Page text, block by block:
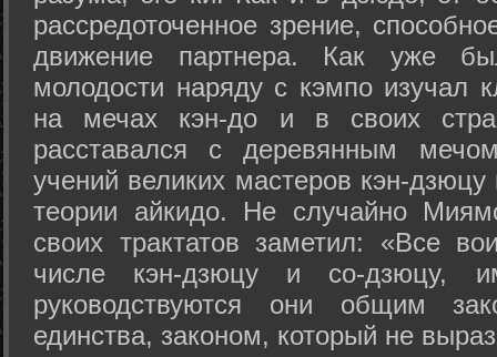
рассредоточенное зрение,
движение партнера. Как уже
молодости наряду с кэмпо изучал
на мечах кэн-до и в своих
расставался с деревянным
учений великих мастеров кэн-
теории айкидо. Не случайно
своих трактатов заметил: «Все
числе кэн-дзюцу и со-дзюцу,
руководствуются они общим
единства, законом, который не